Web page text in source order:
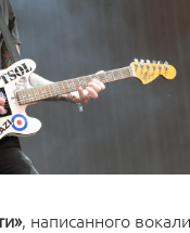
, написанного